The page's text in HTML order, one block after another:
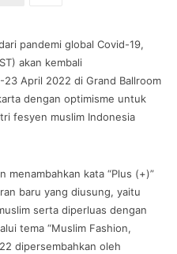
pandemi global Covid-19,
akan kembali
April 2022 di Grand Ballroom
dengan optimisme untuk
fesyen muslim Indonesia
menambahkan kata “Plus (+)”
baru yang diusung, yaitu
serta diperluas dengan
tema “Muslim Fashion,
dipersembahkan oleh